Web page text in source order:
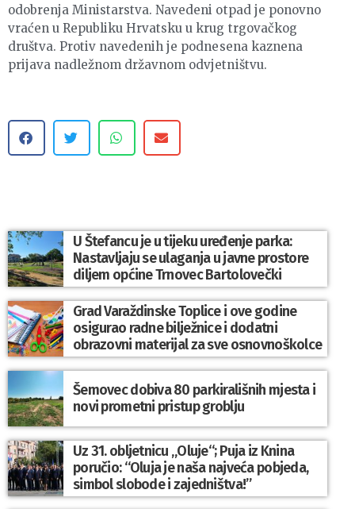
odobrenja Ministarstva. Navedeni otpad je ponovno
vraćen u Republiku Hrvatsku u krug trgovačkog
društva. Protiv navedenih je podnesena kaznena
prijava nadležnom državnom odvjetništvu.
U Štefancu je u tijeku uređenje parka:
Nastavljaju se ulaganja u javne prostore
diljem općine Trnovec Bartolovečki
Grad Varaždinske Toplice i ove godine
osigurao radne bilježnice i dodatni
obrazovni materijal za sve osnovnoškolce
Šemovec dobiva 80 parkirališnih mjesta i
novi prometni pristup groblju
Uz 31. obljetnicu „Oluje“; Puja iz Knina
poručio: “Oluja je naša najveća pobjeda,
simbol slobode i zajedništva!”